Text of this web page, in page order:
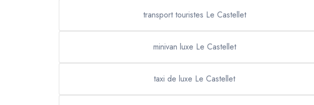
transport touristes Le Castellet
minivan luxe Le Castellet
taxi de luxe Le Castellet